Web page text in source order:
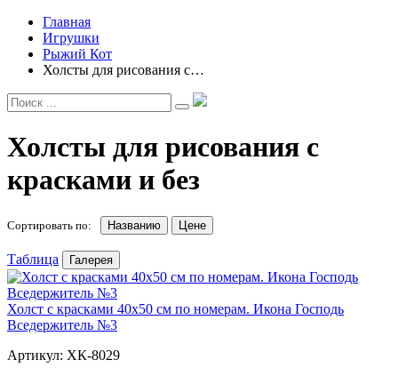
Главная
Игрушки
Рыжий Кот
Холсты для рисования с…
Холсты для рисования с
красками и без
Сортировать по: Названию Цене
Таблица Галерея
Холст с красками 40х50 см по номерам. Икона Господь
Вседержитель №3
Артикул: ХК-8029